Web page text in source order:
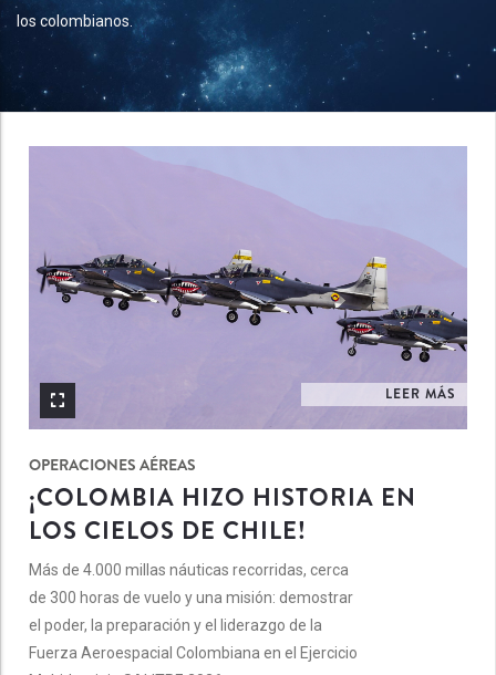
los colombianos.
LEER MÁS
OPERACIONES AÉREAS
¡COLOMBIA HIZO HISTORIA EN
LOS CIELOS DE CHILE!
Más de 4.000 millas náuticas recorridas, cerca
de 300 horas de vuelo y una misión: demostrar
el poder, la preparación y el liderazgo de la
Fuerza Aeroespacial Colombiana en el Ejercicio